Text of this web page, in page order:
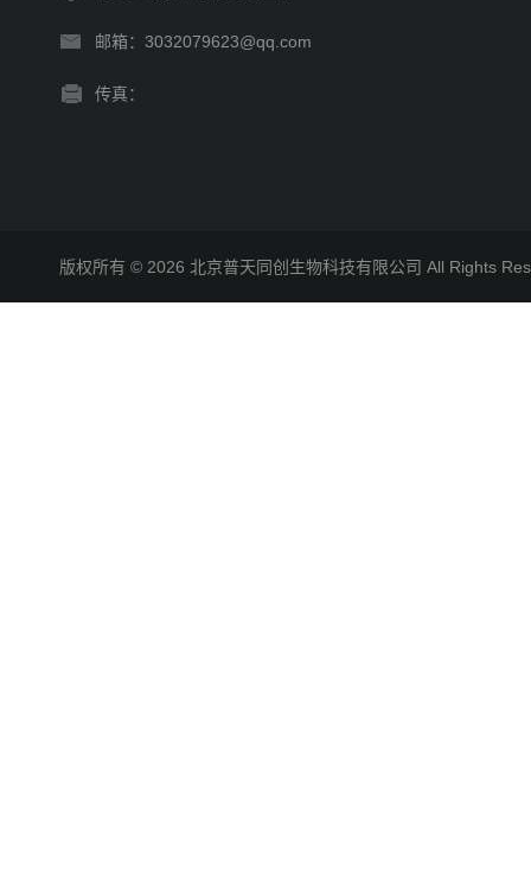
邮箱：3032079623@qq.com
传真：
版权所有 © 2026 北京普天同创生物科技有限公司 All Rights